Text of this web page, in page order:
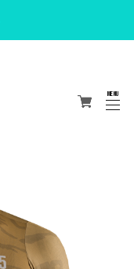
MENU
CLOSE